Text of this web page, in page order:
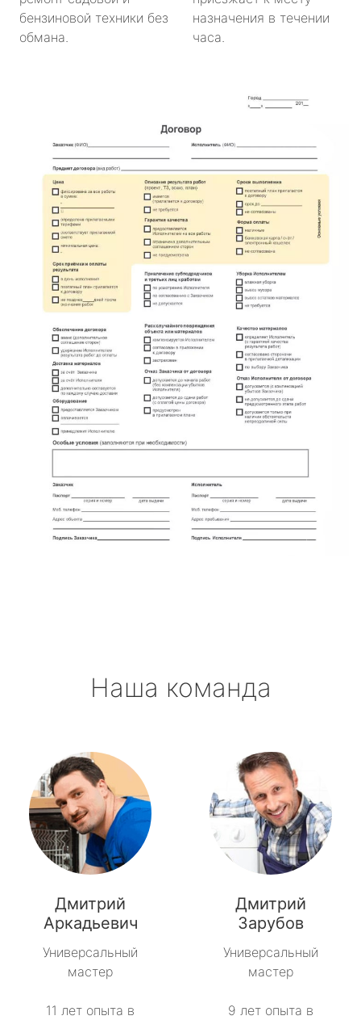
бензиновой техники без
обмана.
назначения в течении
часа.
Наша команда
Дмитрий
Аркадьевич
Универсальный
мастер
11 лет опыта в
Дмитрий
Зарубов
Универсальный
мастер
9 лет опыта в